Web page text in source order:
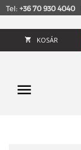
Tel: +36 70 930 4040
KOSÁR